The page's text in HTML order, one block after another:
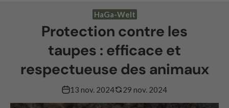
HaGa-Welt
Protection contre les
taupes : efficace et
respectueuse des animaux
13 nov. 2024 29 nov. 2024